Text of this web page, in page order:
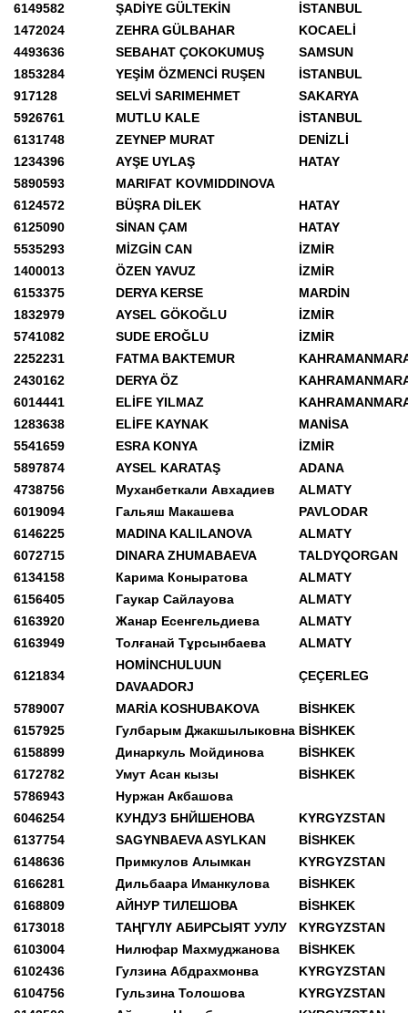
6149582
ŞADİYE GÜLTEKİN
İSTANBUL
1472024
ZEHRA GÜLBAHAR
KOCAELİ
4493636
SEBAHAT ÇOKOKUMUŞ
SAMSUN
1853284
YEŞİM ÖZMENCİ RUŞEN
İSTANBUL
917128
SELVİ SARIMEHMET
SAKARYA
5926761
MUTLU KALE
İSTANBUL
6131748
ZEYNEP MURAT
DENİZLİ
1234396
AYŞE UYLAŞ
HATAY
5890593
MARIFAT KOVMIDDINOVA
6124572
BÜŞRA DİLEK
HATAY
6125090
SİNAN ÇAM
HATAY
5535293
MİZGİN CAN
İZMİR
1400013
ÖZEN YAVUZ
İZMİR
6153375
DERYA KERSE
MARDİN
1832979
AYSEL GÖKOĞLU
İZMİR
5741082
SUDE EROĞLU
İZMİR
2252231
FATMA BAKTEMUR
2430162
DERYA ÖZ
6014441
ELİFE YILMAZ
1283638
ELİFE KAYNAK
MANİSA
5541659
ESRA KONYA
İZMİR
5897874
AYSEL KARATAŞ
ADANA
4738756
Муханбеткали Авхадиев
ALMATY
6019094
Гальяш Макашева
PAVLODAR
6146225
MADINA KALILANOVA
ALMATY
6072715
DINARA ZHUMABAEVA
TALDYQORGAN
6134158
Карима Коныратова
ALMATY
6156405
Гаукар Сайлауова
ALMATY
6163920
Жанар Есенгельдиева
ALMATY
6163949
Толғанай Тұрсынбаева ALMATY
6121834
HOMİNCHULUUN
DAVAADORJ
ÇEÇERLEG
5789007 MARİA KOSHUBAKOVA
BİSHKEK
6157925
Гулбарым Джакшылыковна BİSHKEK
6158899
Динаркуль Мойдинова
BİSHKEK
6172782
Умут Асан кызы
BİSHKEK
5786943
Нуржан Акбашова
6046254
КУНДУЗ БНЙШЕНОВА
KYRGYZSTAN
6137754
SAGYNBAEVA ASYLKAN
BİSHKEK
6148636
Примкулов Алымкан
KYRGYZSTAN
6166281
Дильбаара Иманкулова
BİSHKEK
6168809
АЙНУР ТИЛЕШОВА
BİSHKEK
6173018
ТАҢГҮЛҮ АБИРСЫЯТ УУЛУ
KYRGYZSTAN
6103004
Нилюфар Махмуджанова
BİSHKEK
6102436
Гулзина Абдрахмонва
KYRGYZSTAN
6104756
Гульзина Толошова
KYRGYZSTAN